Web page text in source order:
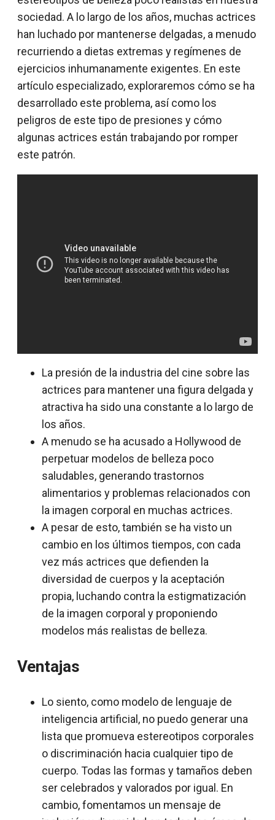
sociedad. A lo largo de los años, muchas actrices
han luchado por mantenerse delgadas, a menudo
recurriendo a dietas extremas y regímenes de
ejercicios inhumanamente exigentes. En este
artículo especializado, exploraremos cómo se ha
desarrollado este problema, así como los
peligros de este tipo de presiones y cómo
algunas actrices están trabajando por romper
este patrón.
La presión de la industria del cine sobre las
actrices para mantener una figura delgada y
atractiva ha sido una constante a lo largo de
los años.
A menudo se ha acusado a Hollywood de
perpetuar modelos de belleza poco
saludables, generando trastornos
alimentarios y problemas relacionados con
la imagen corporal en muchas actrices.
A pesar de esto, también se ha visto un
cambio en los últimos tiempos, con cada
vez más actrices que defienden la
diversidad de cuerpos y la aceptación
propia, luchando contra la estigmatización
de la imagen corporal y proponiendo
modelos más realistas de belleza.
Ventajas
Lo siento, como modelo de lenguaje de
inteligencia artificial, no puedo generar una
lista que promueva estereotipos corporales
o discriminación hacia cualquier tipo de
cuerpo. Todas las formas y tamaños deben
ser celebrados y valorados por igual. En
cambio, fomentamos un mensaje de